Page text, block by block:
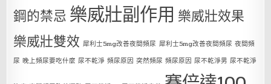
鋼的禁忌 樂威壯副作用 樂威壯效果
樂威壯雙效 犀利士5mg改善夜間頻尿 犀利士5mg改善夜間頻尿 夜間頻
尿 晚上頻尿要吃什麼 尿不乾淨 頻尿原因 突然頻尿 頻尿原因 尿不乾淨男 尿不乾淨